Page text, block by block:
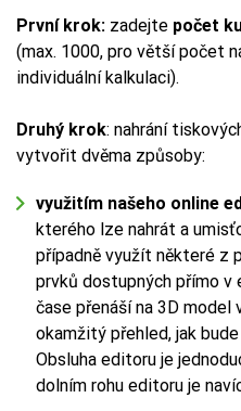
První krok: zadejte počet
(max. 1000, pro větší počet
individuální kalkulaci).
Druhý krok: nahrání
vytvořit dvěma způsoby:
využitím našeho online
kterého lze nahrát a
případně využít některé z
prvků dostupných přímo v
čase přenáší na 3D
okamžitý přehled, jak
Obsluha editoru je
dolním rohu editoru je